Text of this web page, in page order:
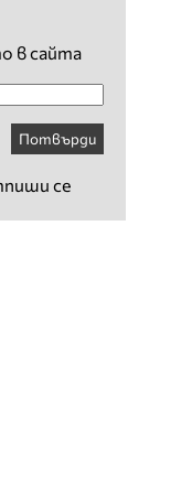
в сайта
Потвърди
се